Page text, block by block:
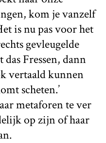
kom je vanzelf
is nu pas voor het
gevleugelde
Fressen, dann
vertaald kunnen
scheten.’
metaforen te ver
op zijn of haar